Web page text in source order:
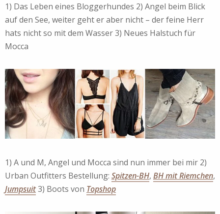
1) Das Leben eines Bloggerhundes 2) Angel beim Blick
auf den See, weiter geht er aber nicht – der feine Herr
hats nicht so mit dem Wasser 3) Neues Halstuch für
Mocca
1) A und M, Angel und Mocca sind nun immer bei mir 2)
Urban Outfitters Bestellung: Spitzen-BH, BH mit Riemchen,
Jumpsuit3) Boots von Topshop